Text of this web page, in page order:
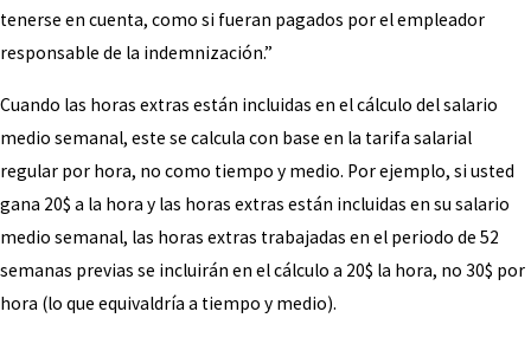
tenerse en cuenta, como si fueran pagados por el empleador
responsable de la indemnización.”
Cuando las horas extras están incluidas en el cálculo del salario
medio semanal, este se calcula con base en la tarifa salarial
regular por hora, no como tiempo y medio. Por ejemplo, si usted
gana 20$ a la hora y las horas extras están incluidas en su salario
medio semanal, las horas extras trabajadas en el periodo de 52
semanas previas se incluirán en el cálculo a 20$ la hora, no 30$ por
hora (lo que equivaldría a tiempo y medio).